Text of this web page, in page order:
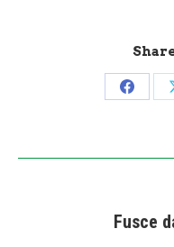
Share
navigation
Fusce